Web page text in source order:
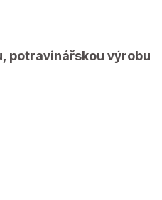
potravinářskou výrobu